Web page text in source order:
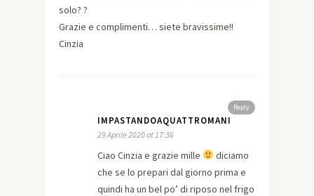
solo? ?
Grazie e complimenti… siete bravissime!!
Cinzia
Reply
IMPASTANDOAQUATTROMANI
29 Aprile 2020 at 17:36
Ciao Cinzia e grazie mille
diciamo
che se lo prepari dal giorno prima e
quindi ha un bel po’ di riposo nel frigo